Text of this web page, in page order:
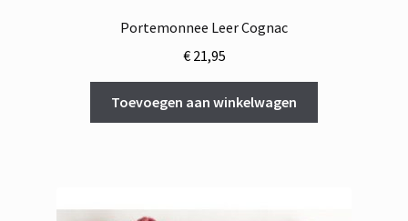
Portemonnee Leer Cognac
€21,95
Toevoegen aan winkelwagen